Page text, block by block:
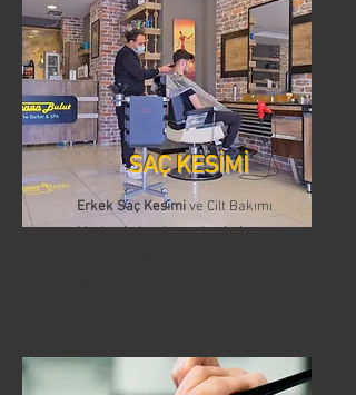
SAÇ KESİMİ
Erkek Saç Kesimive Cilt Bakımı
Merkezi olarak, saç kesimi